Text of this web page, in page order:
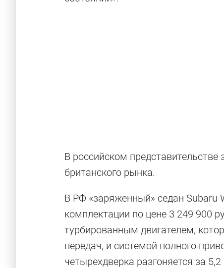
В российском представительстве
британского рынка.
В РФ «заряженный» седан Subaru
комплектации по цене 3 249 900
турбированным двигателем,
передач, и системой полного
четырехдверка разгоняется за